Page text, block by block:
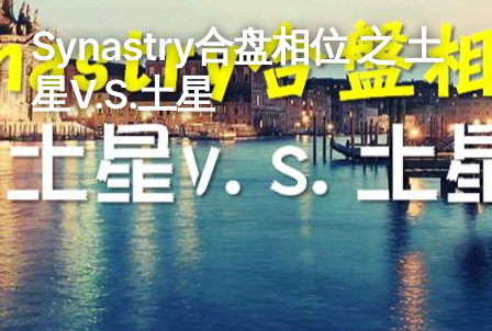
Synastry合盘相位 之 土
星v.s.土星